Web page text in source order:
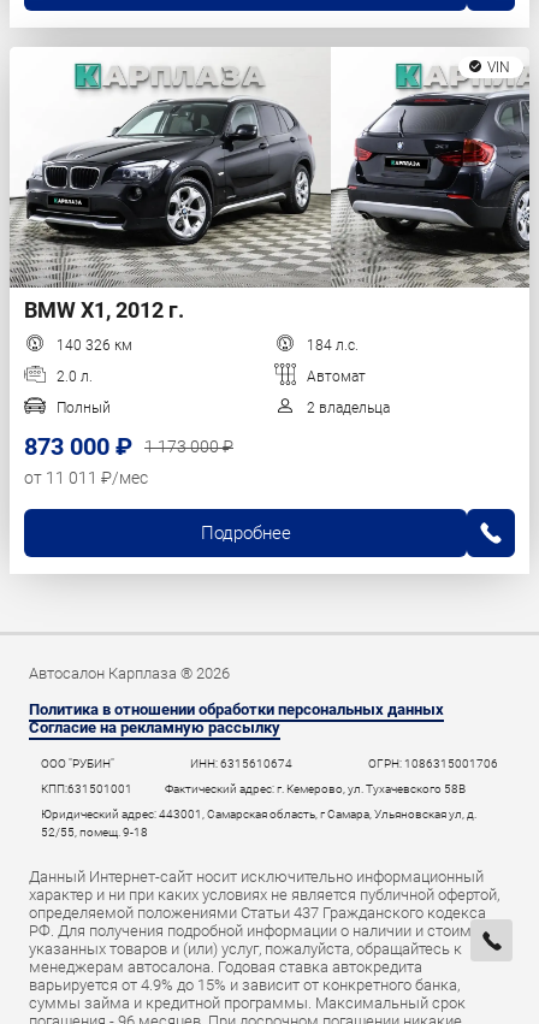
VIN
BMW X1, 2012 г.
140 326 км
184 л.с.
2.0 л.
Автомат
Полный
2 владельца
873 000 ₽
1 173 000 ₽
от 11 011 ₽/мес
Подробнее
Автосалон Карплаза ® 2026
Политика в отношении обработки персональных данных
Согласие на рекламную рассылку
ООО "РУБИН" ИНН: 6315610674
ОГРН: 1086315001706
КПП:631501001
Фактический адрес: г. Кемерово, ул. Тухачевского 58В
Юридический адрес: 443001, Самарская область, г Самара, Ульяновская ул, д.
52/55, помещ. 9-18
Данный Интернет-сайт носит исключительно информационный
характер и ни при каких условиях не является публичной офертой,
определяемой положениями Статьи 437 Гражданского кодекса
РФ. Для получения подробной информации о наличии и стоимости
указанных товаров и (или) услуг, пожалуйста, обращайтесь к
менеджерам автосалона. Годовая ставка автокредита
варьируется от 4.9% до 15% и зависит от конкретного банка,
суммы займа и кредитной программы. Максимальный срок